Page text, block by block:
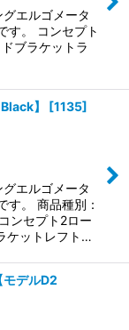
エルゴメータ
す。 コンセプト
ブラケットラ
】 [1135]
エルゴメータ
す。 商品種別：
ンセプト2ロー
ケットレフト…
デルD2